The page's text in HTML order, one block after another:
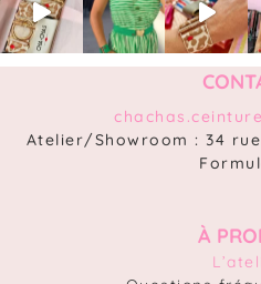
Atelier/Showroom : 34
À